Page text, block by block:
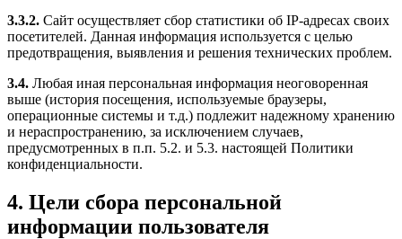
3.3.2. Сайт осуществляет сбор статистики об IP-адресах своих
посетителей. Данная информация используется с целью
предотвращения, выявления и решения технических проблем.
3.4. Любая иная персональная информация неоговоренная
выше (история посещения, используемые браузеры,
операционные системы и т.д.) подлежит надежному хранению
и нераспространению, за исключением случаев,
предусмотренных в п.п. 5.2. и 5.3. настоящей Политики
конфиденциальности.
4. Цели сбора персональной
информации пользователя